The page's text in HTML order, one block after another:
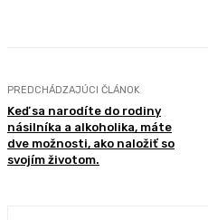
PREDCHÁDZAJÚCI ČLÁNOK
Keď sa narodíte do rodiny
násilníka a alkoholika, máte
dve možnosti, ako naložiť so
svojím životom.